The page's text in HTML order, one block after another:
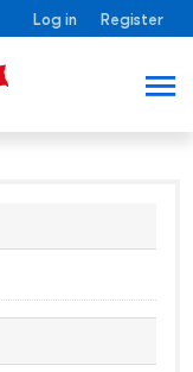
Log in Register